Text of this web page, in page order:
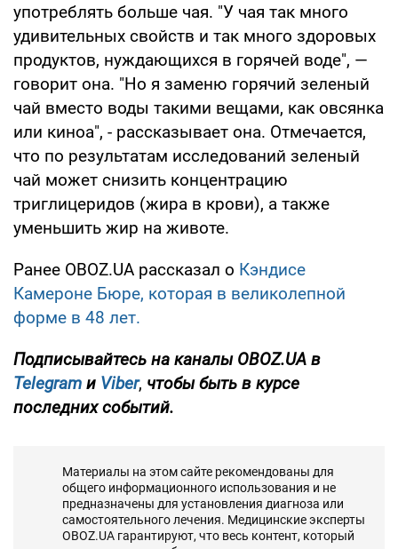
употреблять больше чая. "У чая так много
удивительных свойств и так много здоровых
продуктов, нуждающихся в горячей воде", —
говорит она. "Но я заменю горячий зеленый
чай вместо воды такими вещами, как овсянка
или киноа", - рассказывает она. Отмечается,
что по результатам исследований зеленый
чай может снизить концентрацию
триглицеридов (жира в крови), а также
уменьшить жир на животе.
Ранее OBOZ.UA рассказал о Кэндисе
Камероне Бюре, которая в великолепной
форме в 48 лет.
Подписывайтесь на каналы OBOZ.UA в
Telegram и Viber, чтобы быть в курсе
последних событий.
Материалы на этом сайте рекомендованы для
общего информационного использования и не
предназначены для установления диагноза или
самостоятельного лечения. Медицинские эксперты
OBOZ.UA гарантируют, что весь контент, который